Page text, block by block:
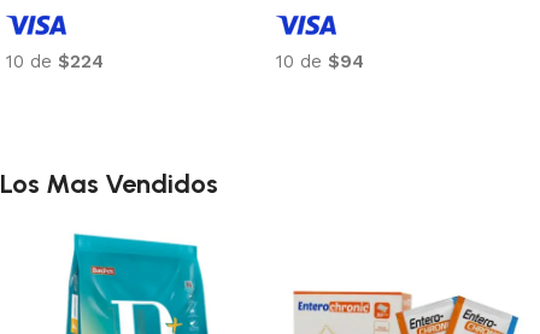
10 de $91 10 de $97
Los Mas Vendidos